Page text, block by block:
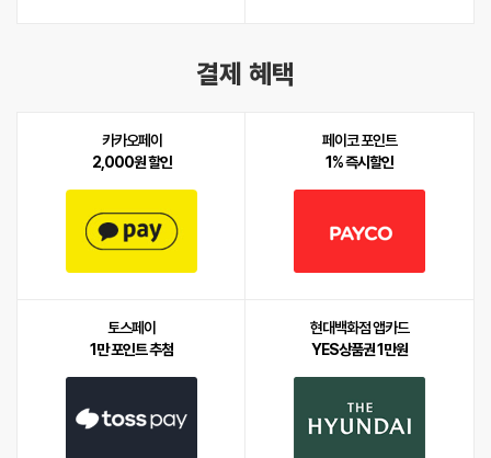
결제 혜택
카카오페이
2,000원 할인
페이코 포인트
1% 즉시할인
토스페이
1만 포인트 추첨
현대백화점 앱카드
YES상품권 1만원